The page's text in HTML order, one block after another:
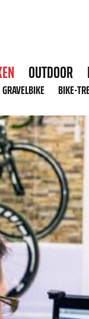
OUTDOOR
GRAVELBIKE BIKE-